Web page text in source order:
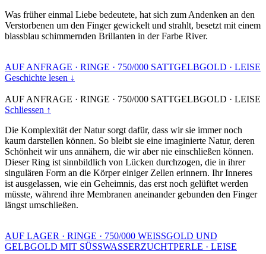
Was früher einmal Liebe bedeutete, hat sich zum Andenken an den
Verstorbenen um den Finger gewickelt und strahlt, besetzt mit einem
blassblau schimmernden Brillanten in der Farbe River.
AUF ANFRAGE · RINGE · 750/000 SATTGELBGOLD · LEISE
Geschichte lesen ↓
AUF ANFRAGE · RINGE · 750/000 SATTGELBGOLD · LEISE
Schliessen ↑
Die Komplexität der Natur sorgt dafür, dass wir sie immer noch
kaum darstellen können. So bleibt sie eine imaginierte Natur, deren
Schönheit wir uns annähern, die wir aber nie einschließen können.
Dieser Ring ist sinnbildlich von Lücken durchzogen, die in ihrer
singulären Form an die Körper einiger Zellen erinnern. Ihr Inneres
ist ausgelassen, wie ein Geheimnis, das erst noch gelüftet werden
müsste, während ihre Membranen aneinander gebunden den Finger
längst umschließen.
AUF LAGER · RINGE · 750/000 WEISSGOLD UND
GELBGOLD MIT SÜSSWASSERZUCHTPERLE · LEISE